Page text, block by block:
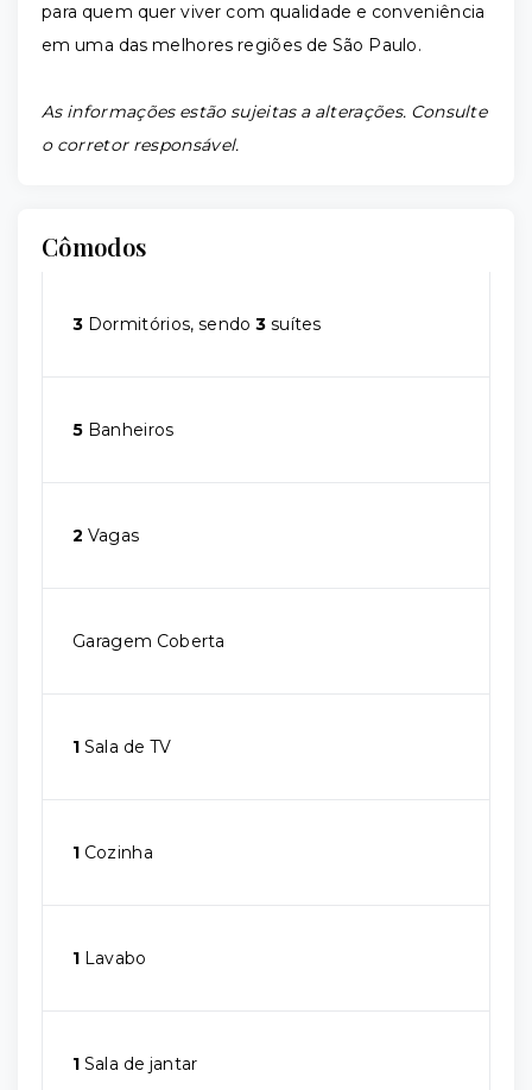
para quem quer viver com qualidade e conveniência
em uma das melhores regiões de São Paulo.
As informações estão sujeitas a alterações. Consulte
o corretor responsável.
Cômodos
3 Dormitórios, sendo3 suítes
5 Banheiros
2 Vagas
Garagem Coberta
1 Sala de TV
1 Cozinha
1 Lavabo
1 Sala de jantar